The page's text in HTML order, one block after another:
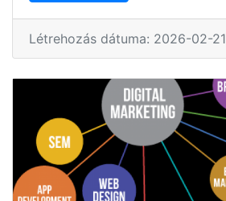
Létrehozás dátuma: 2026-02-21